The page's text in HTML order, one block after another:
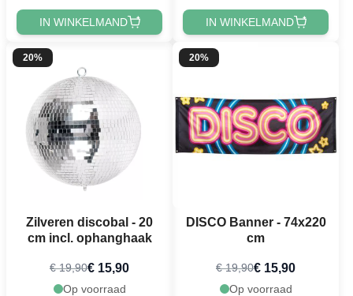
IN WINKELMAND IN WINKELMAND
20%
Zilveren discobal - 20
cm incl. ophanghaak
€ 19,90€ 15,90
Op voorraad
20%
DISCO Banner - 74x220
cm
€ 19,90€ 15,90
Op voorraad